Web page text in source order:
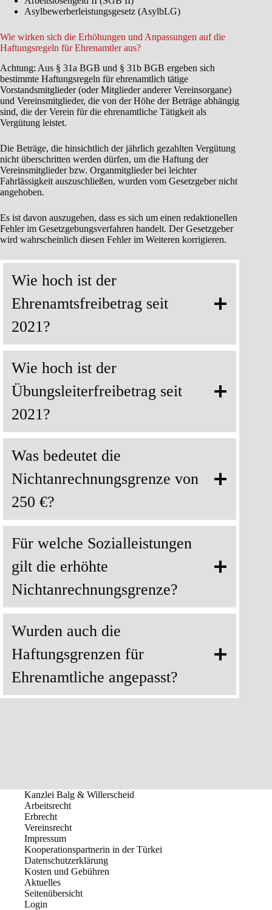
Asylbewerberleistungsgesetz (AsylbLG)
Wie wirken sich die Erhöhungen und Anpassungen auf die
Haftungsregeln für Ehrenamtler aus?
Achtung: Aus § 31a BGB und § 31b BGB ergeben sich
bestimmte Haftungsregeln für ehrenamtlich tätige
Vorstandsmitglieder (oder Mitglieder anderer Vereinsorgane)
und Vereinsmitglieder, die von der Höhe der Beträge abhängig
sind, die der Verein für die ehrenamtliche Tätigkeit als
Vergütung leistet.
Die Beträge, die hinsichtlich der jährlich gezahlten Vergütung
nicht überschritten werden dürfen, um die Haftung der
Vereinsmitglieder bzw. Organmitglieder bei leichter
Fahrlässigkeit auszuschließen, wurden vom Gesetzgeber nicht
angehoben.
Es ist davon auszugehen, dass es sich um einen redaktionellen
Fehler im Gesetzgebungsverfahren handelt. Der Gesetzgeber
wird wahrscheinlich diesen Fehler im Weiteren korrigieren.
Wie hoch ist der
Ehrenamtsfreibetrag seit
2021?
Wie hoch ist der
Übungsleiterfreibetrag seit
2021?
Was bedeutet die
Nichtanrechnungsgrenze von
250 €?
Für welche Sozialleistungen
gilt die erhöhte
Nichtanrechnungsgrenze?
Wurden auch die
Haftungsgrenzen für
Ehrenamtliche angepasst?
Kanzlei Balg & Willerscheid
Arbeitsrecht
Erbrecht
Vereinsrecht
Impressum
Kooperationspartnerin in der Türkei
Datenschutzerklärung
Kosten und Gebühren
Aktuelles
Seitenübersicht
Login